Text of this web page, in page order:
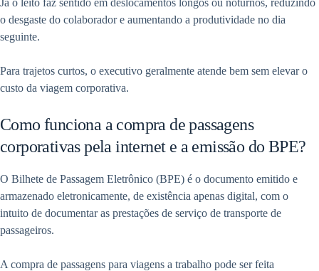
Já o leito faz sentido em deslocamentos longos ou noturnos, reduzindo
o desgaste do colaborador e aumentando a produtividade no dia
seguinte.
Para trajetos curtos, o executivo geralmente atende bem sem elevar o
custo da viagem corporativa.
Como funciona a compra de passagens
corporativas pela internet e a emissão do BPE?
O Bilhete de Passagem Eletrônico (BPE) é o documento emitido e
armazenado eletronicamente, de existência apenas digital, com o
intuito de documentar as prestações de serviço de transporte de
passageiros.
A compra de passagens para viagens a trabalho pode ser feita